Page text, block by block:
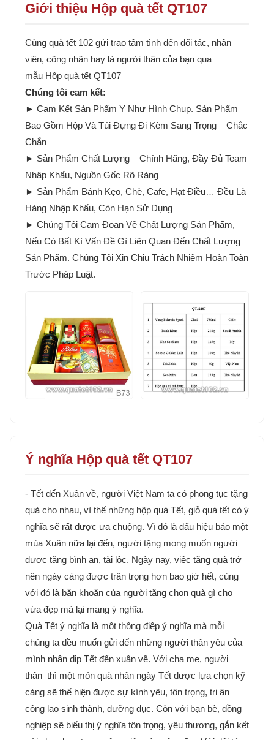
Giới thiệu Hộp quà tết QT107
Cùng quà tết 102 gửi trao tâm tình đến đối tác, nhân
viên, công nhân hay là người thân của bạn qua
mẫu Hộp quà tết QT107
Chúng tôi cam kết:
► Cam Kết Sản Phẩm Y Như Hình Chụp. Sản Phẩm
Bao Gồm Hộp Và Túi Đựng Đi Kèm Sang Trọng – Chắc
Chắn
► Sản Phẩm Chất Lượng – Chính Hãng, Đầy Đủ Team
Nhập Khẩu, Nguồn Gốc Rõ Ràng
► Sản Phẩm Bánh Kẹo, Chè, Cafe, Hạt Điều… Đều Là
Hàng Nhập Khẩu, Còn Hạn Sử Dụng
► Chúng Tôi Cam Đoan Về Chất Lượng Sản Phẩm,
Nếu Có Bất Kì Vấn Đề Gì Liên Quan Đến Chất Lượng
Sản Phẩm. Chúng Tôi Xin Chịu Trách Nhiệm Hoàn Toàn
Trước Pháp Luật.
Ý nghĩa Hộp quà tết QT107
- Tết đến Xuân về, người Việt Nam ta có phong tục tặng
quà cho nhau, vì thế những hộp quà Tết, giỏ quà tết có ý
nghĩa sẽ rất được ưa chuộng. Vì đó là dấu hiệu báo một
mùa Xuân nữa lại đến, người tặng mong muốn người
được tặng bình an, tài lộc. Ngày nay, việc tặng quà trở
nên ngày càng được trân trọng hơn bao giờ hết, cùng
với đó là băn khoăn của người tặng chọn quà gì cho
vừa đẹp mà lại mang ý nghĩa.
Quà Tết ý nghĩa là một thông điệp ý nghĩa mà mỗi
chúng ta đều muốn gửi đến những người thân yêu của
mình nhân dịp Tết đến xuân về. Với cha mẹ, người
thân thì một món quà nhân ngày Tết được lựa chọn kỹ
càng sẽ thể hiện được sự kính yêu, tôn trọng, tri ân
công lao sinh thành, dưỡng dục. Còn với bạn bè, đồng
nghiệp sẽ biểu thị ý nghĩa tôn trọng, yêu thương, gắn kết